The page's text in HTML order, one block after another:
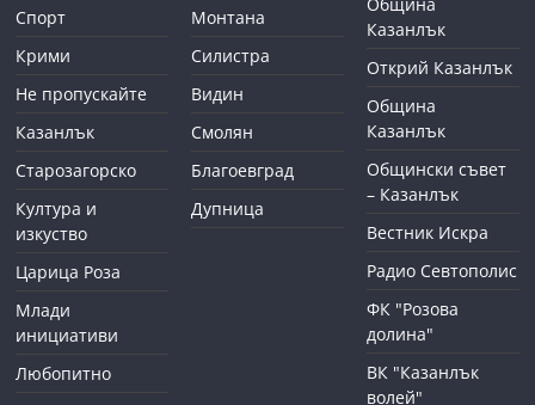
Спорт
Крими
Не пропускайте
Казанлък
Старозагорско
Култура и
изкуство
Царица Роза
Млади
инициативи
Любопитно
Монтана
Силистра
Видин
Смолян
Благоевград
Дупница
Казанлък
Открий Казанлък
Община
Казанлък
Общински съвет
– Казанлък
Вестник Искра
Радио Севтополис
ФК "Розова
долина"
ВК "Казанлък
волей"